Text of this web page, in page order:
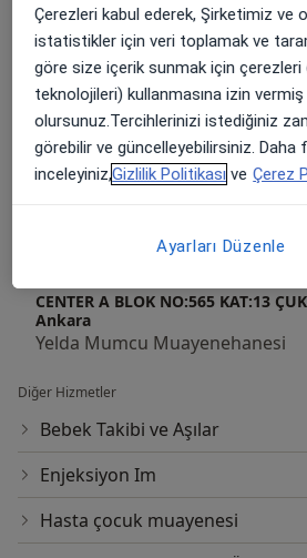
Yelda Mumcu Muayenehanesi
KIZILIRMAK MAH. 1443 CAD.
CENTER A BLOK NO:565 KAT:13
Ankara
Yelda Mumcu Muayenehanesi
KIZILIRMAK MAH. 1443 CAD.
CENTER A BLOK NO:565 KAT:13
CENTER A BLOK NO:565 KAT:13
Ankara
Yelda Mumcu Muayenehanesi
Diğer Hizmetler
Bebek Takibi ve Aşılar
Enjeksiyon Im
Hasta çocuk muayenesi
Çerezleri kabul ederek, Şirketimiz ve
istatistikler için veri toplamak ve
göre size içerik sunmak için çerezleri
teknolojileri) kullanmasına izin vermiş
olursunuz.Tercihlerinizi istediğiniz
görebilir ve güncelleyebilirsiniz. Daha
inceleyiniz,Gizlilik Politikası ve Çerez
Ayarları Düzenle